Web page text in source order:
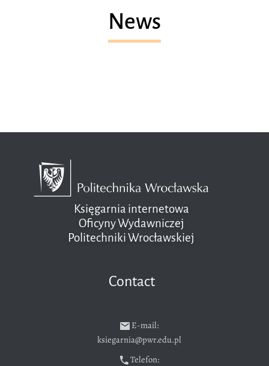
News
Księgarnia internetowa
Oficyny Wydawniczej
Politechniki Wrocławskiej
Contact
E-mail:
ksiegarnia@pwr.edu.pl
Telefon: